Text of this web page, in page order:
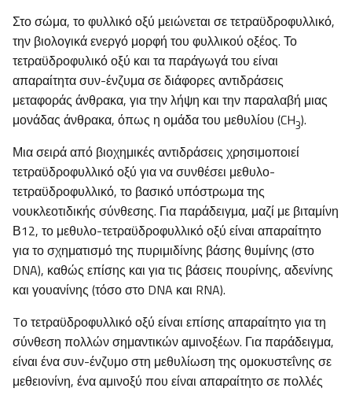
Στο σώμα, το φυλλικό οξύ μειώνεται σε τετραϋδροφυλλικό,
την βιολογικά ενεργό μορφή του φυλλικού οξέος. Το
τετραϋδροφυλικό οξύ και τα παράγωγά του είναι
απαραίτητα συν-ένζυμα σε διάφορες αντιδράσεις
μεταφοράς άνθρακα, για την λήψη και την παραλαβή μιας
μονάδας άνθρακα, όπως η ομάδα του μεθυλίου (CH3).
Μια σειρά από βιοχημικές αντιδράσεις χρησιμοποιεί
τετραϋδροφυλλικό οξύ για να συνθέσει μεθυλο-
τετραϋδροφυλλικό, το βασικό υπόστρωμα της
νουκλεοτιδικής σύνθεσης. Για παράδειγμα, μαζί με βιταμίνη
Β12, το μεθυλο-τετραϋδροφυλλικό οξύ είναι απαραίτητο
για το σχηματισμό της πυριμιδίνης βάσης θυμίνης (στο
DNA), καθώς επίσης και για τις βάσεις πουρίνης, αδενίνης
και γουανίνης (τόσο στο DNA και RNA).
Tο τετραϋδροφυλλικό οξύ είναι επίσης απαραίτητο για τη
σύνθεση πολλών σημαντικών αμινοξέων. Για παράδειγμα,
είναι ένα συν-ένζυμο στη μεθυλίωση της ομοκυστεΐνης σε
μεθειονίνη, ένα αμινοξύ που είναι απαραίτητο σε πολλές